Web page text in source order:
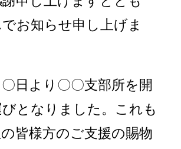
お知らせ申し上げま
日より〇〇支部所を開
となりました。これも
皆様方のご支援の賜物